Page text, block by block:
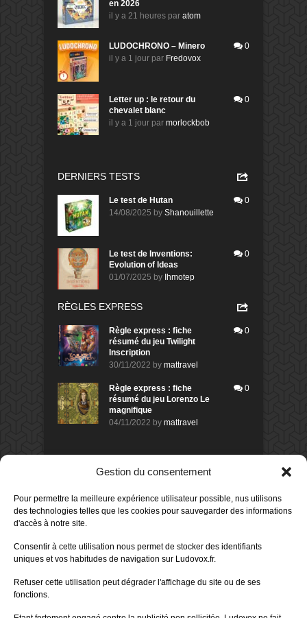
Gestion du consentement
Pour permettre la meilleure expérience utilisateur possible, nus utilisons
des technologies telles que les cookies pour sauvegarder des informations
d'accès à notre site.
Consentir à cette utilisation nous permet de stocker des identifiants
uniques et vos habitudes de navigation sur Ludovox.fr.
Refuser cette utilisation peut dégrader l'affichage du site ou de ses
fonctions.
en 2026
il y a 21 heures par atom
LUDOCHRONO – Minero
il y a 1 jour par Fredovox
0
Letter up : le retour du
chevalet blanc
il y a 1 jour par morlockbob
0
DERNIERS TESTS
Le test de Hutan
14/08/2025 by Shanouillette
0
Le test de Inventions:
Evolution of Ideas
01/07/2025 by Ihmotep
0
RÈGLES EXPRESS
Règle express : fiche
résumé du jeu Twilight
Inscription
30/11/2022 by mattravel
0
Règle express : fiche
résumé du jeu Lorenzo Le
magnifique
04/11/2022 by mattravel
0
DERNIERS AVIS DES MEMBRES
Avis de
Sur le jeu Collect!
il y a 6 heures
Avis demorlockbob
Sur le jeu Detective Box - Ciao
Publié leil y a 1 jour
80%